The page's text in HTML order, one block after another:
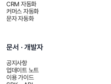
CRM 자동화
커머스 자동화
문자 자동화
문서 · 개발자
공지사항
업데이트 노트
이용 가이드